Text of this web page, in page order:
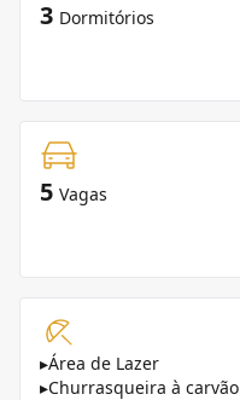
3 Dormitórios
5 Vagas
▸Área de Lazer
▸Churrasqueira à carvão